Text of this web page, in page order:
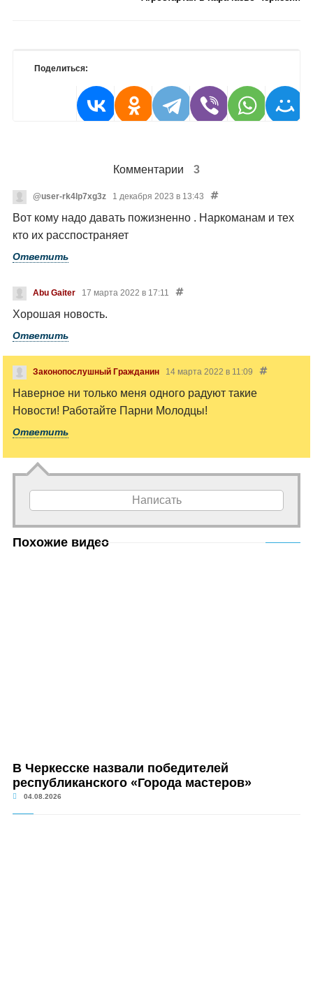
Поделиться:
Комментарии 3
@user-rk4lp7xg3z 1 декабря 2023 в 13:43
Вот кому надо давать пожизненно . Наркоманам и тех
кто их расспостраняет
Ответить
Abu Gaiter 17 марта 2022 в 17:11
Хорошая новость.
Ответить
Законопослушный Гражданин 14 марта 2022 в 11:09
Наверное ни только меня одного радуют такие
Новости! Работайте Парни Молодцы!
Ответить
Написать
Похожие видео
В Черкесске назвали победителей
республиканского «Города мастеров»
04.08.2026